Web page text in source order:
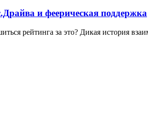
и феерическая поддержка
рейтинга за это? Дикая история